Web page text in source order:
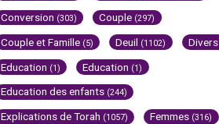
Conversion (303) Couple (297)
Couple et Famille (5) Deuil (1102) Divers
Education (1) Education (1)
Education des enfants (244)
Explications de Torah (1057) Femmes (316)